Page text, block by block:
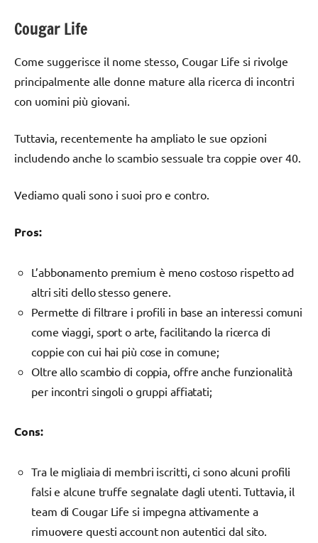
Cougar Life
Come suggerisce il nome stesso, Cougar Life si rivolge
principalmente alle donne mature alla ricerca di incontri
con uomini più giovani.
Tuttavia, recentemente ha ampliato le sue opzioni
includendo anche lo scambio sessuale tra coppie over 40.
Vediamo quali sono i suoi pro e contro.
Pros:
L’abbonamento premium è meno costoso rispetto ad
altri siti dello stesso genere.
Permette di filtrare i profili in base an interessi comuni
come viaggi, sport o arte, facilitando la ricerca di
coppie con cui hai più cose in comune;
Oltre allo scambio di coppia, offre anche funzionalità
per incontri singoli o gruppi affiatati;
Cons:
Tra le migliaia di membri iscritti, ci sono alcuni profili
falsi e alcune truffe segnalate dagli utenti. Tuttavia, il
team di Cougar Life si impegna attivamente a
rimuovere questi account non autentici dal sito.